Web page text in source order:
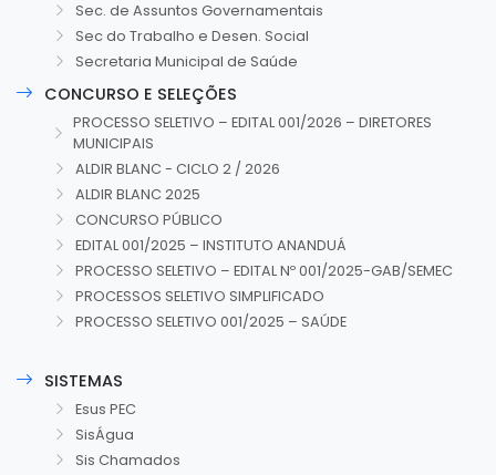
Sec. de Assuntos Governamentais
Sec do Trabalho e Desen. Social
Secretaria Municipal de Saúde
CONCURSO E SELEÇÕES
PROCESSO SELETIVO – EDITAL 001/2026 – DIRETORES
MUNICIPAIS
ALDIR BLANC - CICLO 2 / 2026
ALDIR BLANC 2025
CONCURSO PÚBLICO
EDITAL 001/2025 – INSTITUTO ANANDUÁ
PROCESSO SELETIVO – EDITAL Nº 001/2025-GAB/SEMEC
PROCESSOS SELETIVO SIMPLIFICADO
PROCESSO SELETIVO 001/2025 – SAÚDE
SISTEMAS
Esus PEC
SisÁgua
Sis Chamados